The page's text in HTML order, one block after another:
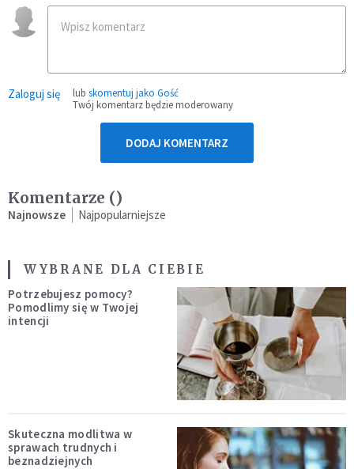
Zaloguj się lub skomentuj jako Gość
Twój komentarz będzie moderowany
DODAJ KOMENTARZ
Komentarze ()
Najnowsze Najpopularniejsze
WYBRANE DLA CIEBIE
Potrzebujesz pomocy?
Pomodlimy się w Twojej
intencji
Skuteczna modlitwa w
sprawach trudnych i
beznadziejnych